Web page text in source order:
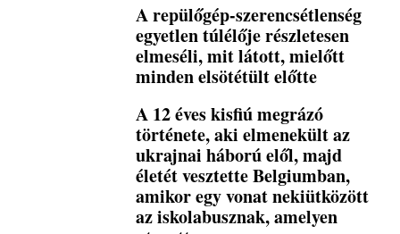
A repülőgép-szerencsétlenség
egyetlen túlélője részletesen
elmeséli, mit látott, mielőtt
minden elsötétült előtte
A 12 éves kisfiú megrázó
története, aki elmenekült az
ukrajnai háború elől, majd
életét vesztette Belgiumban,
amikor egy vonat nekiütközött
az iskolabusznak, amelyen